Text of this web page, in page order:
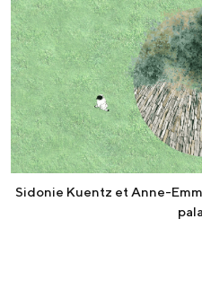
Sidonie Kuentz et Anne-